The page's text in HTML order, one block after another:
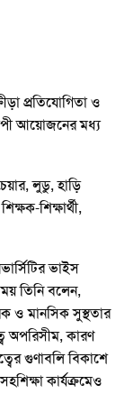
প্রতিযোগিতা ও
আয়োজনের মধ্য
লুডু, হাড়ি
শিক্ষার্থী,
ভাইস
তিনি বলেন,
ও মানসিক সুস্থতার
অপরিসীম, কারণ
গুণাবলি বিকাশে
কার্যক্রমেও